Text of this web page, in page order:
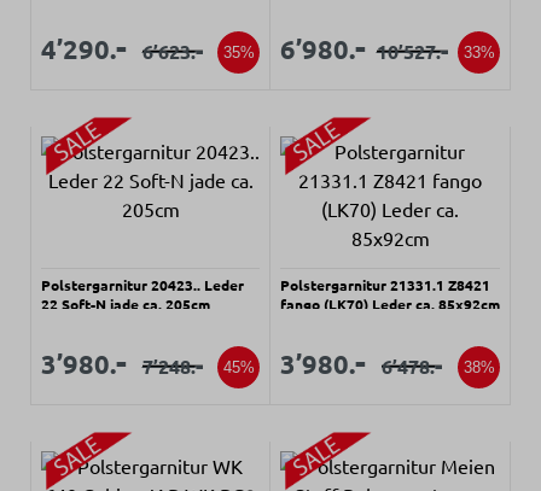
Verkaufspreis:
Verkaufspreis:
4’290.- Regulärer Preis:
6’623.- 35%
Verkaufspreis:
Verkaufspreis:
6’980.- Regulärer Preis:
10’527.- 33%
Polstergarnitur 20423.. Leder
22 Soft-N jade ca. 205cm
Verkaufspreis:
Verkaufspreis:
3’980.- Regulärer Preis:
7’248.- 45%
Polstergarnitur 21331.1 Z8421
fango (LK70) Leder ca. 85x92cm
Verkaufspreis:
Verkaufspreis:
3’980.- Regulärer Preis:
6’478.- 38%